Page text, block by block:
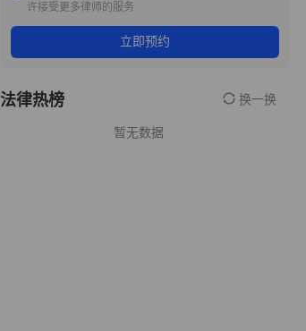
许接受更多律师的服务
立即预约
法律热榜 换一换
暂无数据